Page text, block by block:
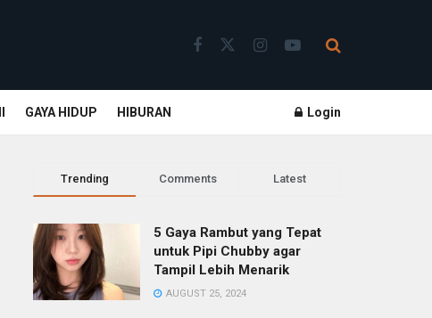
GAYA HIDUP HIBURAN Login
Trending Comments Latest
5 Gaya Rambut yang Tepat
untuk Pipi Chubby agar
Tampil Lebih Menarik
AUGUST 25, 2024